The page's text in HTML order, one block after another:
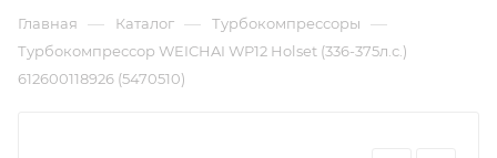
Главная — Каталог — Турбокомпрессоры —
Турбокомпрессор WEICHAI WP12 Holset (336-375л.с.)
612600118926 (5470510)